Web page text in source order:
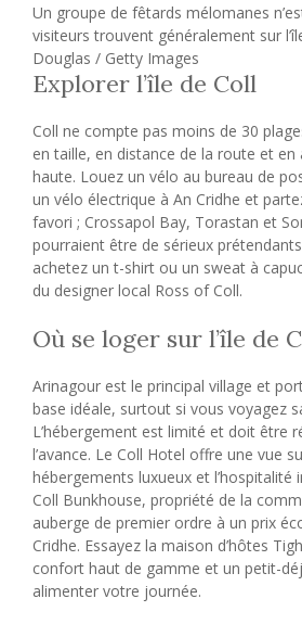
Un groupe de fêtards mélomanes
visiteurs trouvent généralement sur
Douglas / Getty Images
Explorer l’île de Coll
Coll ne compte pas moins de 30
en taille, en distance de la route et en
haute. Louez un vélo au bureau de
un vélo électrique à An Cridhe et
favori ; Crossapol Bay, Torastan et
pourraient être de sérieux
achetez un t-shirt ou un sweat à
du designer local Ross of Coll.
Où se loger sur l’île de
Arinagour est le principal village et
base idéale, surtout si vous voyagez
L’hébergement est limité et doit être
l’avance. Le Coll Hotel offre une vue
hébergements luxueux et l’hospitalité
Coll Bunkhouse, propriété de la
auberge de premier ordre à un prix
Cridhe. Essayez la maison d’hôtes
confort haut de gamme et un petit-
alimenter votre journée.